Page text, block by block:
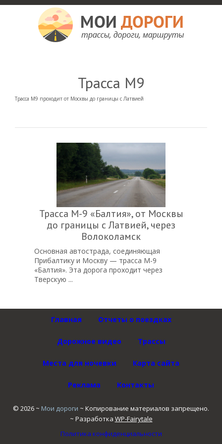
Трасса М9
Трасса М9 проходит от Москвы до границы с Латвией
Трасса М-9 «Балтия», от Москвы
до границы с Латвией, через
Волоколамск
Основная автострада, соединяющая
Прибалтику и Москву — трасса М-9
«Балтия». Эта дорога проходит через
Тверскую ...
Главная Отчеты о поездках
Дорожное видео Трассы
Места для ночевки Карта сайта
Реклама Контакты
© 2026 ~ Мои дороги ~ Копирование материалов запрещено.
~ Разработка WP-Fairytale
Политика конфиденциальности